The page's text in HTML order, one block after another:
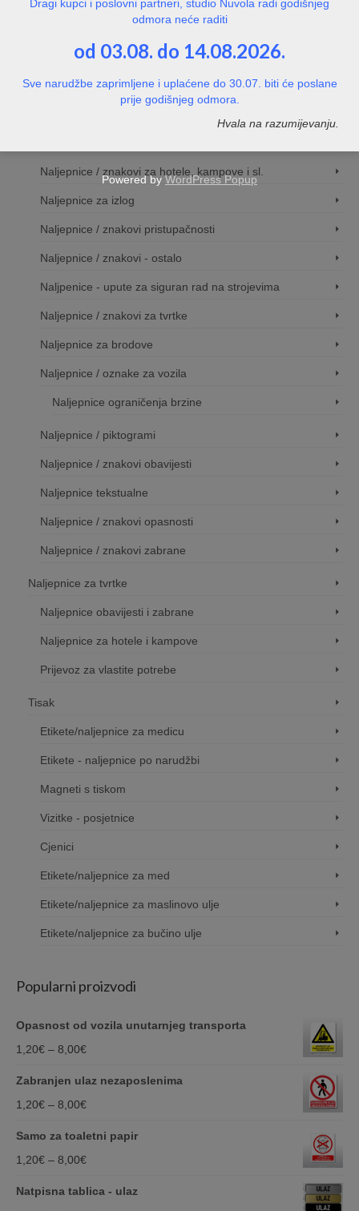
Natpisne pločice za vrata
Naljepnice / znakovi
Naljepnice / znakovi obveza
Naljepnice / znakovi za hotele, kampove i sl.
Naljepnice za izlog
Naljepnice / znakovi pristupačnosti
Naljepnice / znakovi - ostalo
Naljpenice - upute za siguran rad na strojevima
Naljepnice / znakovi za tvrtke
Naljepnice za brodove
Naljepnice / oznake za vozila
Naljepnice ograničenja brzine
Naljepnice / piktogrami
Naljepnice / znakovi obavijesti
Naljepnice tekstualne
Naljepnice / znakovi opasnosti
Naljepnice / znakovi zabrane
Naljepnice za tvrtke
Naljepnice obavijesti i zabrane
Naljepnice za hotele i kampove
Prijevoz za vlastite potrebe
Tisak
Etikete/naljepnice za medicu
Etikete - naljepnice po narudžbi
Magneti s tiskom
Vizitke - posjetnice
Cjenici
Etikete/naljepnice za med
Etikete/naljepnice za maslinovo ulje
Etikete/naljepnice za bučino ulje
Popularni proizvodi
Opasnost od vozila unutarnjeg transporta
1,20€ – 8,00€Price
8,00€
Zabranjen ulaz nezaposlenima
1,20€ – 8,00€Price
Samo za toaletni papir
1,20€ – 8,00€Price
Natpisna tablica - ulaz
Dragi kupci i poslovni partneri, studio Nuvola radi godišnjeg
odmora neće raditi
od 03.08. do 14.08.2026.
Sve narudžbe zaprimljene i uplaćene do 30.07. biti će poslane
prije godišnjeg odmora.
Hvala na razumijevanju.
Powered byWordPress Popup